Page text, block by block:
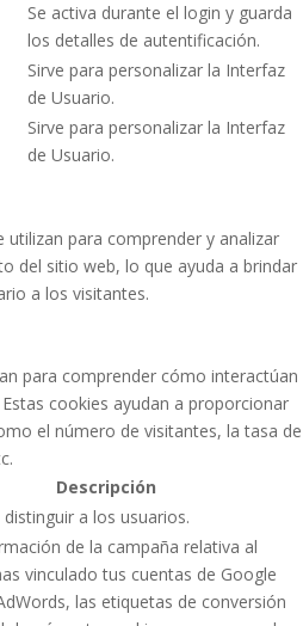
Se activa durante el login y guarda
los detalles de autentificación.
Sirve para personalizar la Interfaz
de Usuario.
Sirve para personalizar la Interfaz
de Usuario.
para comprender y analizar
del sitio web, lo que ayuda a brindar
a los visitantes.
para comprender cómo interactúan
cookies ayudan a proporcionar
el número de visitantes, la tasa de
Descripción
distinguir a los usuarios.
de la campaña relativa al
vinculado tus cuentas de Google
las etiquetas de conversión